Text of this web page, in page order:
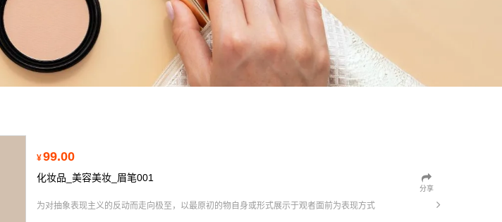
¥99.00
化妆品_美容美妆_眉笔001
分享
为对抽象表现主义的反动而走向极至，以最原初的物自身或形式展示于观者面前为表现方式